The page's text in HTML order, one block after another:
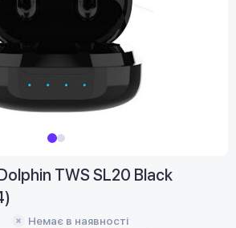
TWS SL20 Black
Немає в наявності